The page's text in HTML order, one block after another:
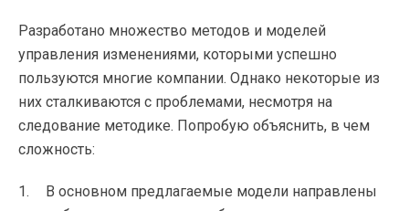
Разработано множество методов и моделей
управления изменениями, которыми успешно
пользуются многие компании. Однако некоторые из
них сталкиваются с проблемами, несмотря на
следование методике. Попробую объяснить, в чем
сложность:
В основном предлагаемые модели направлены